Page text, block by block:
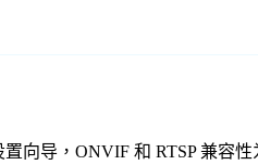
向导，ONVIF 和 RTSP 兼容